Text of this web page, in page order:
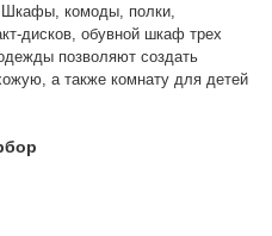
комоды, полки,
дисков, обувной шкаф трех
позволяют создать
а также комнату для детей